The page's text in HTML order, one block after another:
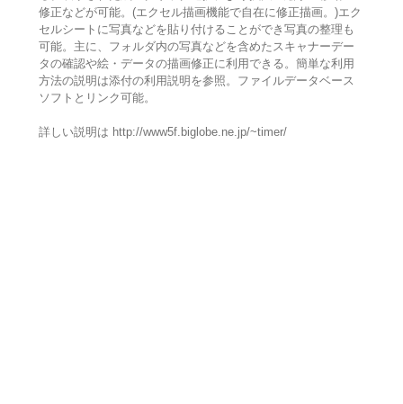
修正などが可能。(エクセル描画機能で自在に修正描画。)エク
セルシートに写真などを貼り付けることができ写真の整理も
可能。主に、フォルダ内の写真などを含めたスキャナーデー
タの確認や絵・データの描画修正に利用できる。簡単な利用
方法の説明は添付の利用説明を参照。ファイルデータベース
ソフトとリンク可能。
詳しい説明は http://www5f.biglobe.ne.jp/~timer/